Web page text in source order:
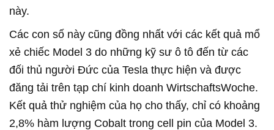
này.
Các con số này cũng đồng nhất với các kết quả mổ
xẻ chiếc Model 3 do những kỹ sư ô tô đến từ các
đối thủ người Đức của Tesla thực hiện và được
đăng tải trên tạp chí kinh doanh WirtschaftsWoche.
Kết quả thử nghiệm của họ cho thấy, chỉ có khoảng
2,8% hàm lượng Cobalt trong cell pin của Model 3.